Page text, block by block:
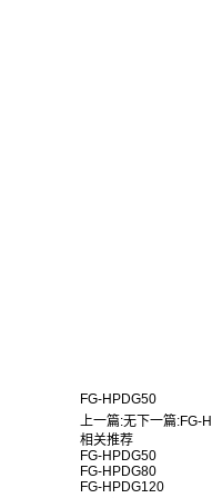
FG-HPDG50
上一篇:无 下一篇:FG-
相关推荐
FG-HPDG50
FG-HPDG80
FG-HPDG120